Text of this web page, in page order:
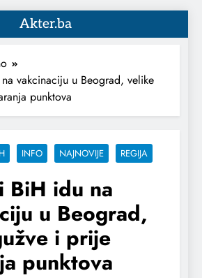
Akter.ba
vakcinaciju u Beograd, velike
punktova
INFO NAJNOVIJE REGIJA
BiH idu na
u Beograd,
i prije
punktova